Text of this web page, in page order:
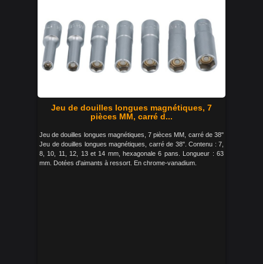
Jeu de douilles longues magnétiques, 7
pièces MM, carré d...
Jeu de douilles longues magnétiques, 7 pièces MM, carré de 38"
Jeu de douilles longues magnétiques, carré de 38". Contenu : 7,
8, 10, 11, 12, 13 et 14 mm, hexagonale 6 pans. Longueur : 63
mm. Dotées d'aimants à ressort. En chrome-vanadium.